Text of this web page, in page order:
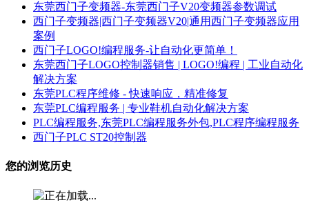
东莞西门子变频器-东莞西门子V20变频器参数调试
西门子变频器|西门子变频器V20|通用西门子变频器应用
案例
西门子LOGO!编程服务-让自动化更简单！
东莞西门子LOGO控制器销售 | LOGO!编程 | 工业自动化
解决方案
东莞PLC程序维修 - 快速响应，精准修复
东莞PLC编程服务 | 专业鞋机自动化解决方案
PLC编程服务,东莞PLC编程服务外包,PLC程序编程服务
西门子PLC ST20控制器
您的浏览历史